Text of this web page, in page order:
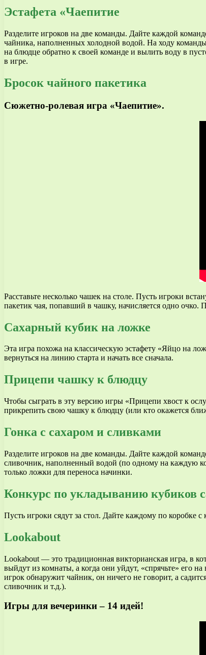
Эстафета «Чаепитие
Разделите игроков на две команды. Дайте каждой
чайника, наполненных холодной водой. На ходу
на блюдце обратно к своей команде и вылить воду в
в игре.
Бросок чайного пакетика
Сюжетно-ролевая игра «Чаепитие».
Расставьте несколько чашек на столе. Пусть игроки
пакетик чая, попавший в чашку, начисляется одно
Сахарный кубик на ложке
Эта игра похожа на классическую эстафету «Яйцо на
вернуться на линию старта и начать все сначала.
Прицепи чашку к блюдцу
Чтобы сыграть в эту версию игры «Прицепи хвост к
прикрепить свою чашку к блюдцу (или кто окажется
Гонка с сахаром и сливками
Разделите игроков на две команды. Дайте каждой
сливочник, наполненный водой (по одному на каждую
только ложки для переноса начинки.
Конкурс по укладыванию кубиков
Пусть игроки сядут за стол. Дайте каждому по коробке
Lookabout
Lookabout — это традиционная викторианская игра, в
выйдут из комнаты, а когда они уйдут, «спрячьте» его
игрок обнаружит чайник, он ничего не говорит, а
сливочник и т.д.).
Игры для вечеринки – 14 идей!